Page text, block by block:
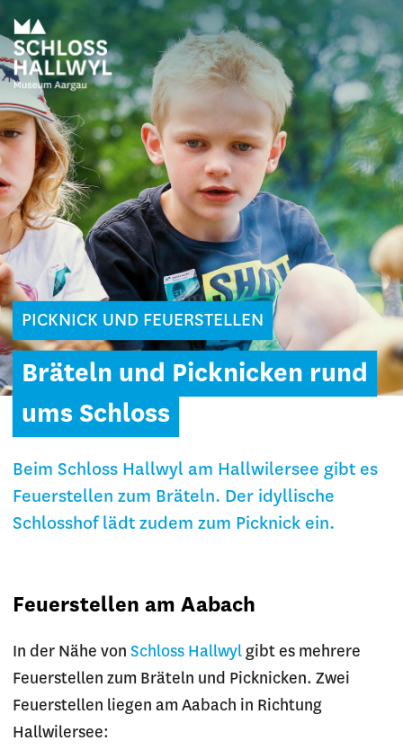
PICKNICK UND FEUERSTELLEN
Bräteln und Picknicken rund
ums Schloss
Beim Schloss Hallwyl am Hallwilersee gibt es
Feuerstellen zum Bräteln. Der idyllische
Schlosshof lädt zudem zum Picknick ein.
Feuerstellen am Aabach
In der Nähe von Schloss Hallwyl gibt es mehrere
Feuerstellen zum Bräteln und Picknicken. Zwei
Feuerstellen liegen am Aabach in Richtung
Hallwilersee: